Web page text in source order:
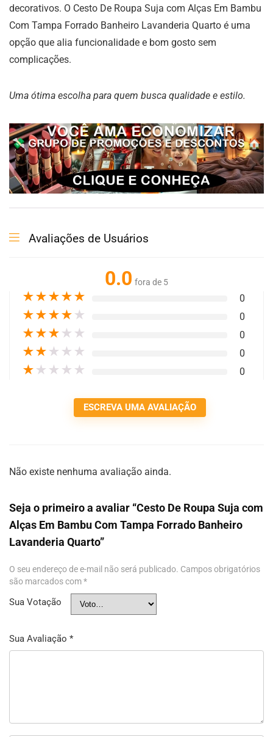
decorativos. O Cesto De Roupa Suja com Alças Em Bambu
Com Tampa Forrado Banheiro Lavanderia Quarto é uma
opção que alia funcionalidade e bom gosto sem
complicações.
Uma ótima escolha para quem busca qualidade e estilo.
Avaliações de Usuários
0.0 fora de 5
★★★★★ 0
★★★★ ★ 0
★★★ ★ ★ 0
★★ ★ ★ ★ 0
★ ★ ★ ★ ★ 0
ESCREVA UMA AVALIAÇÃO
Não existe nenhuma avaliação ainda.
Seja o primeiro a avaliar “Cesto De Roupa Suja com
Alças Em Bambu Com Tampa Forrado Banheiro
Lavanderia Quarto”
O seu endereço de e-mail não será publicado. Campos obrigatórios
são marcados com*
Sua Votação
Sua Avaliação *